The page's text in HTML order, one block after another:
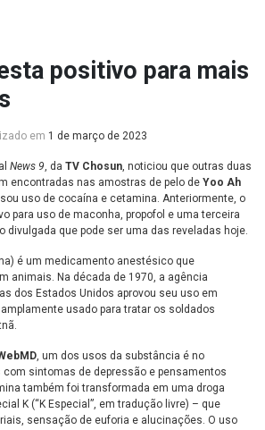
positivo para mais
em 1 de março de 2023
News 9, da TV Chosun, noticiou que outras duas
encontradas nas amostras de pelo de Yoo Ah
uso de cocaína e cetamina. Anteriormente, o
para uso de maconha, propofol e uma terceira
divulgada que pode ser uma das reveladas hoje.
é um medicamento anestésico que
animais. Na década de 1970, a agência
dos Estados Unidos aprovou seu uso em
usado para tratar os soldados
, um dos usos da substância é no
sintomas de depressão e pensamentos
também foi transformada em uma droga
K (“K Especial”, em tradução livre) – que
sensação de euforia e alucinações. O uso